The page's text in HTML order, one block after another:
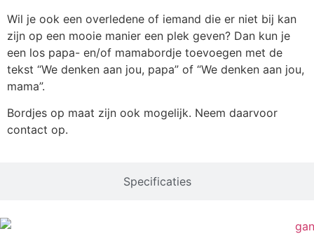
Specificaties
Wil je ook een overledene of iemand die er niet bij kan
zijn op een mooie manier een plek geven? Dan kun je
een los papa- en/of mamabordje toevoegen met de
tekst “We denken aan jou, papa” of “We denken aan jou,
mama”.
Bordjes op maat zijn ook mogelijk. Neem daarvoor
contact op.